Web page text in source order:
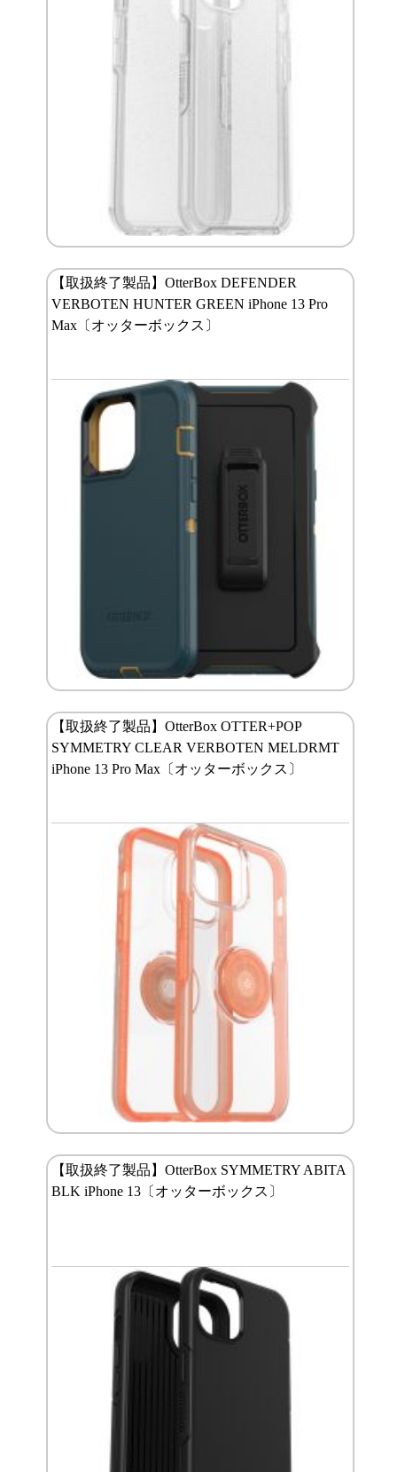
【取扱終了製品】OtterBox DEFENDER
VERBOTEN HUNTER GREEN iPhone 13 Pro
Max〔オッターボックス〕
【取扱終了製品】OtterBox OTTER+POP
SYMMETRY CLEAR VERBOTEN MELDRMT
iPhone 13 Pro Max〔オッターボックス〕
【取扱終了製品】OtterBox SYMMETRY ABITA
BLK iPhone 13〔オッターボックス〕